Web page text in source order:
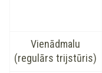
Vienādmalu
(regulārs trijstūris)